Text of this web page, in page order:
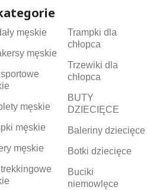
męskie
męskie
męskie
męskie
męskie
Trampki dla
chłopca
Trzewiki dla
chłopca
BUTY
DZIECIĘCE
Baleriny dziecięce
Botki dziecięce
Buciki
niemowlęce